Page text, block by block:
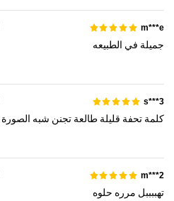
m***e
جميلة في الطبيعه
s***3
كلمةتحفة قليلةطالعةتجنن شبه الصورة
m***2
تهببببل مرره حلوه